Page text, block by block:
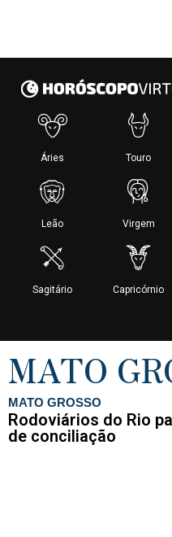
MATO
MATO GROSSO
Rodoviários do Rio
de conciliação